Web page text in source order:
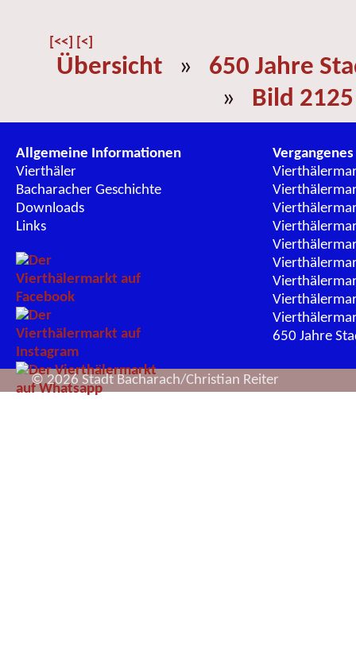
[<<] [<]
Übersicht » 650 Jahre
» Bild 2125
Allgemeine Informationen
Vierthäler
Bacharacher Geschichte
Downloads
Links
Vergangenes
650 Jahre
© 2026 Stadt Bacharach/Christian Reiter